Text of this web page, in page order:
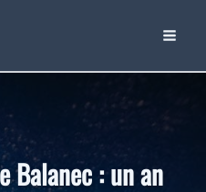
Balanec : un an